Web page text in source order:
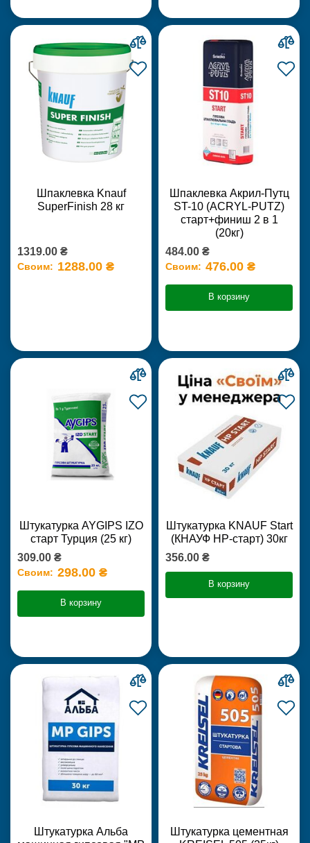
Шпаклевка Knauf
SuperFinish 28 кг
1319.00 ₴
Своим: 1288.00 ₴
Шпаклевка Акрил-Путц
ST-10 (ACRYL-PUTZ)
старт+финиш 2 в 1
(20кг)
484.00 ₴
Своим: 476.00 ₴
В корзину
Штукатурка AYGIPS IZO
старт Турция (25 кг)
309.00 ₴
Своим: 298.00 ₴
В корзину
Штукатурка KNAUF Start
(КНАУФ НР-старт) 30кг
356.00 ₴
В корзину
Штукатурка Альба
Штукатурка цементная